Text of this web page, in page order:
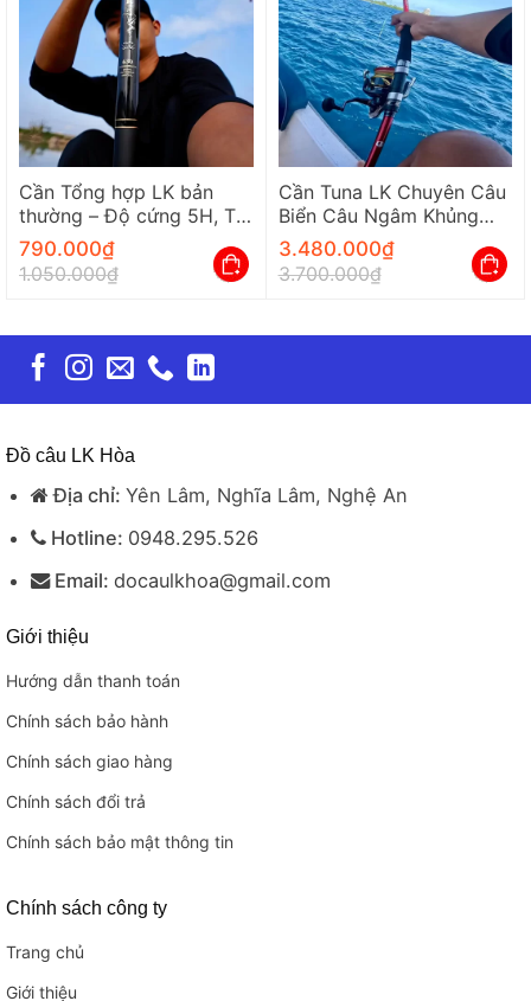
Cần Tổng hợp LK bản
thường – Độ cứng 5H, Tải
tĩnh 4000G, Bảo hành 1
năm
790.000₫
1.050.000₫
Cần Tuna LK Chuyên Câu
Biển Câu Ngâm Khủng
Bạo Lực Chính Hãng
3.480.000₫
3.700.000₫
Đồ câu LK Hòa
Địa chỉ: Yên Lâm, Nghĩa Lâm, Nghệ An
Hotline: 0948.295.526
Email: docaulkhoa@gmail.com
Giới thiệu
Hướng dẫn thanh toán
Chính sách bảo hành
Chính sách giao hàng
Chính sách đổi trả
Chính sách bảo mật thông tin
Chính sách công ty
Trang chủ
Giới thiệu